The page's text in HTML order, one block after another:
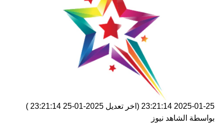
2025-01-25 23:21:14 (اخر تعديل 2025-01-25 23:21:14
)
بواسطة الشاهد نيوز